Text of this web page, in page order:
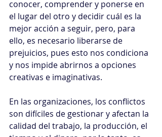
conocer, comprender y ponerse en
el lugar del otro y decidir cuál es la
mejor acción a seguir, pero, para
ello, es necesario liberarse de
prejuicios, pues esto nos condiciona
y nos impide abrirnos a opciones
creativas e imaginativas.
En las organizaciones, los conflictos
son difíciles de gestionar y afectan la
calidad del trabajo, la producción, el